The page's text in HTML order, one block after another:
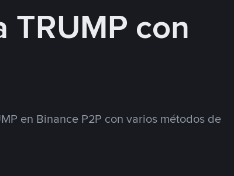
TRUMP con
en Binance P2P con varios métodos de